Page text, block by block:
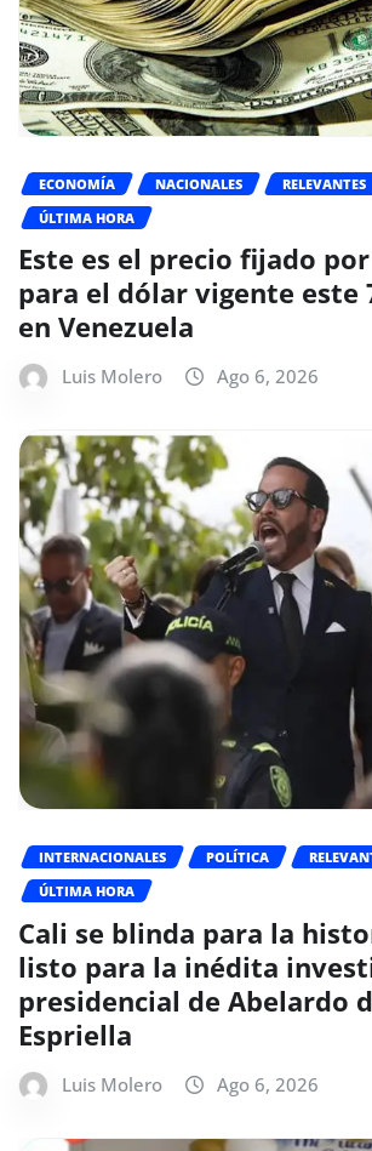
ECONOMÍA NACIONALES
RELEVANTES
ÚLTIMA HORA
Este es el precio fijado por
para el dólar vigente este
en Venezuela
Luis Molero Ago 6, 2026
INTERNACIONALES POLÍTICA
ÚLTIMA HORA
Cali se blinda para la
listo para la inédita
presidencial de Abelardo
Espriella
Luis Molero Ago 6, 2026